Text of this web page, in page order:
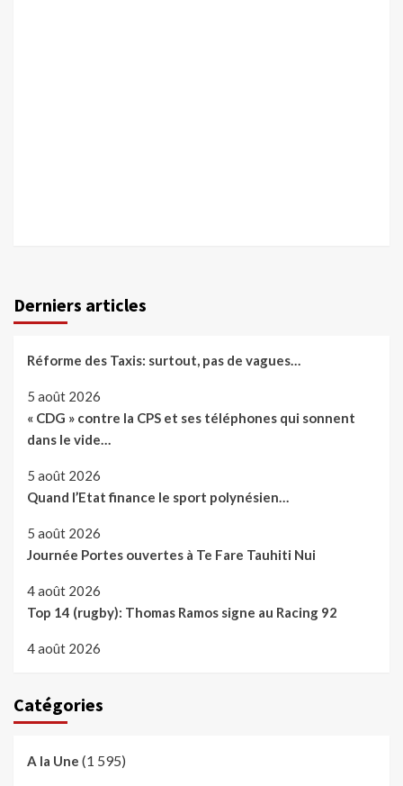
Derniers articles
Réforme des Taxis: surtout, pas de vagues…
5 août 2026
« CDG » contre la CPS et ses téléphones qui sonnent
dans le vide…
5 août 2026
Quand l’Etat finance le sport polynésien…
5 août 2026
Journée Portes ouvertes à Te Fare Tauhiti Nui
4 août 2026
Top 14 (rugby): Thomas Ramos signe au Racing 92
4 août 2026
Catégories
A la Une (1 595)